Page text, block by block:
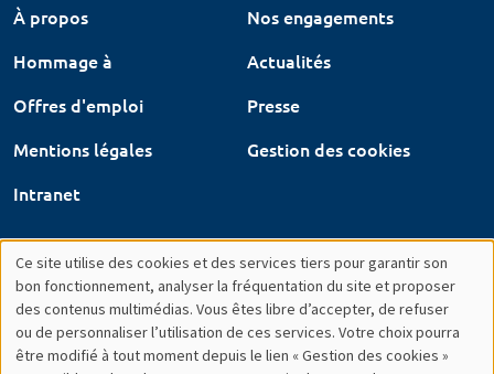
À propos
Nos engagements
Hommage à
Actualités
Offres d'emploi
Presse
Mentions légales
Gestion des cookies
Intranet
Utilisation
des
Ce site utilise des cookies et des services tiers pour garantir son
bon fonctionnement, analyser la fréquentation du site et proposer
des contenus multimédias. Vous êtes libre d’accepter, de refuser
ou de personnaliser l’utilisation de ces services. Votre choix pourra
être modifié à tout moment depuis le lien « Gestion des cookies »